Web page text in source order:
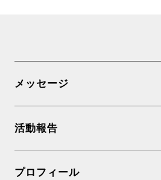
メッセージ
活動報告
プロフィール